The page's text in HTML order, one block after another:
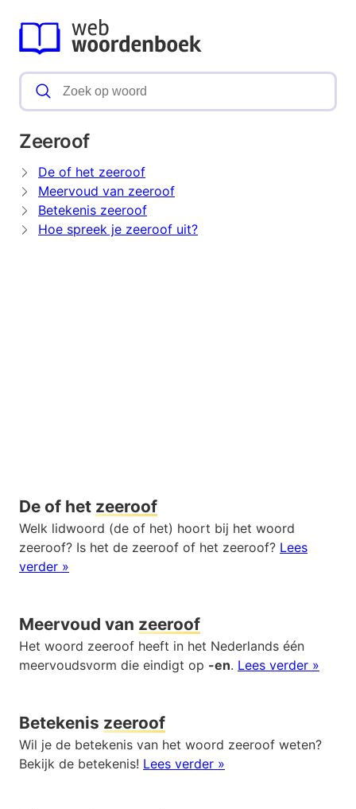
Zeeroof
De of het zeeroof
Meervoud van zeeroof
Betekenis zeeroof
Hoe spreek je zeeroof uit?
De of het zeeroof
Welk lidwoord (de of het) hoort bij het woord
zeeroof? Is het de zeeroof of het zeeroof? Lees
verder »
Meervoud van zeeroof
Het woord zeeroof heeft in het Nederlands één
meervoudsvorm die eindigt op -en. Lees verder »
Betekenis zeeroof
Wil je de betekenis van het woord zeeroof weten?
Bekijk de betekenis! Lees verder »